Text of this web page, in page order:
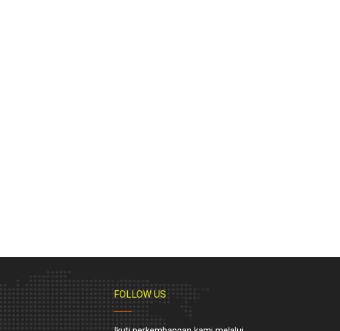
FOLLOW US